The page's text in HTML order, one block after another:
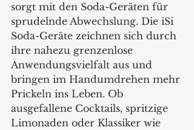
sorgt mit den Soda-Geräten für
sprudelnde Abwechslung. Die iSi
Soda-Geräte zeichnen sich durch
ihre nahezu grenzenlose
Anwendungsvielfalt aus und
bringen im Handumdrehen mehr
Prickeln ins Leben. Ob
ausgefallene Cocktails, spritzige
Limonaden oder Klassiker wie